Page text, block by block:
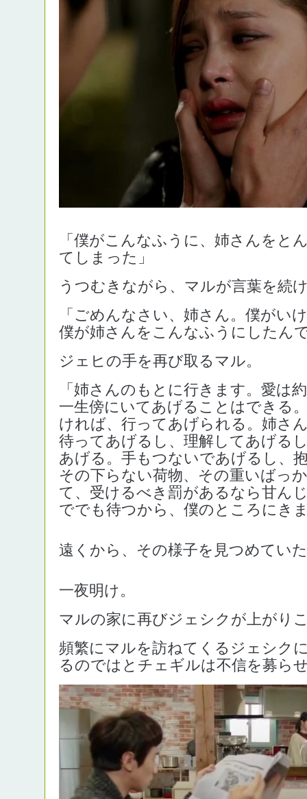
「僕がこんなふうに、姉さんをと
てしまった」
うつむきながら、マルが言葉を続
「ごめんなさい、姉さん。僕がい
僕が姉さんをこんなふうにしたん
ジェヒの手を再び取るマル。
「姉さんのもとに行きます。愛は
一生傍にいてあげることはできる
ければ、行ってあげられる。姉さ
待ってあげるし、理解してあげる
あげる。手もつないであげるし、
その下らない荷物、その重いばっ
て、受けるべき罰があるなら甘ん
ででも待つから、僕のところにき
遠くから、その様子を見つめてい
一夜明け。
マルの家に再びジェシクが上がり
頻繁にマルを訪ねてくるジェシク
るのではとチェギルは不信を募ら